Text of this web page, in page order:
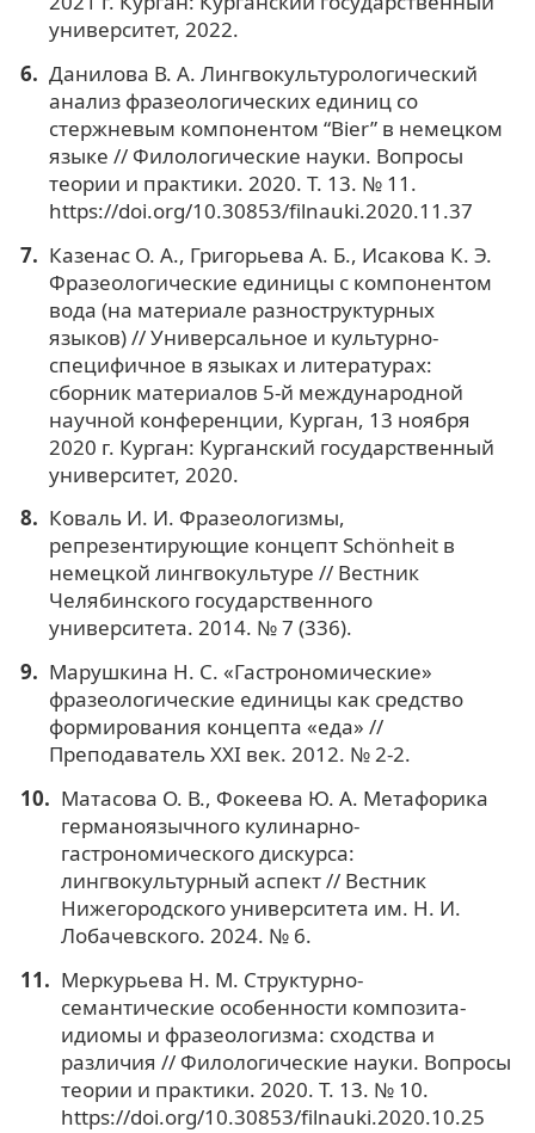
университет, 2022.
Данилова В. А. Лингвокультурологический
анализ фразеологических единиц со
стержневым компонентом “Bier” в немецком
языке // Филологические науки. Вопросы
теории и практики. 2020. Т. 13. № 11.
https://doi.org/10.30853/filnauki.2020.11.37
Казенас О. А., Григорьева А. Б., Исакова К. Э.
Фразеологические единицы с компонентом
вода (на материале разноструктурных
языков) // Универсальное и культурно-
специфичное в языках и литературах:
сборник материалов 5-й международной
научной конференции, Курган, 13 ноября
2020 г. Курган: Курганский государственный
университет, 2020.
Коваль И. И. Фразеологизмы,
репрезентирующие концепт Schönheit в
немецкой лингвокультуре // Вестник
Челябинского государственного
университета. 2014. № 7 (336).
Марушкина Н. С. «Гастрономические»
фразеологические единицы как средство
формирования концепта «еда» //
Преподаватель XXI век. 2012. № 2-2.
Матасова О. В., Фокеева Ю. А. Метафорика
германоязычного кулинарно-
гастрономического дискурса:
лингвокультурный аспект // Вестник
Нижегородского университета им. Н. И.
Лобачевского. 2024. № 6.
Меркурьева Н. М. Структурно-
семантические особенности композита-
идиомы и фразеологизма: сходства и
различия // Филологические науки. Вопросы
теории и практики. 2020. Т. 13. № 10.
https://doi.org/10.30853/filnauki.2020.10.25